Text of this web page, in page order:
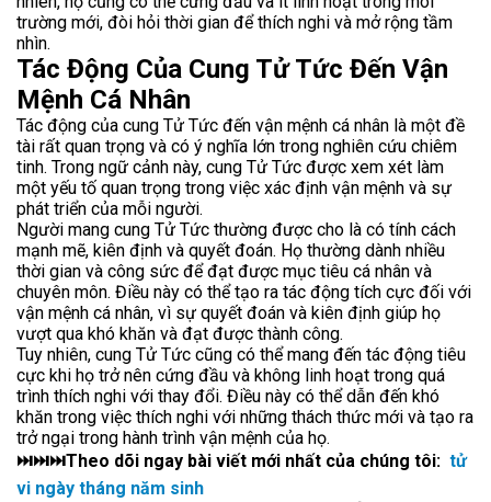
trường mới, đòi hỏi thời gian để thích nghi và mở rộng tầm
nhìn.
Tác Động Của Cung Tử Tức Đến Vận
Mệnh Cá Nhân
Tác động của cung Tử Tức đến vận mệnh cá nhân là một đề
tài rất quan trọng và có ý nghĩa lớn trong nghiên cứu chiêm
tinh. Trong ngữ cảnh này, cung Tử Tức được xem xét làm
một yếu tố quan trọng trong việc xác định vận mệnh và sự
phát triển của mỗi người.
Người mang cung Tử Tức thường được cho là có tính cách
mạnh mẽ, kiên định và quyết đoán. Họ thường dành nhiều
thời gian và công sức để đạt được mục tiêu cá nhân và
chuyên môn. Điều này có thể tạo ra tác động tích cực đối với
vận mệnh cá nhân, vì sự quyết đoán và kiên định giúp họ
vượt qua khó khăn và đạt được thành công.
Tuy nhiên, cung Tử Tức cũng có thể mang đến tác động tiêu
cực khi họ trở nên cứng đầu và không linh hoạt trong quá
trình thích nghi với thay đổi. Điều này có thể dẫn đến khó
khăn trong việc thích nghi với những thách thức mới và tạo ra
trở ngại trong hành trình vận mệnh của họ.
⏭⏭⏭Theo dõi ngay bài viết mới nhất của chúng tôi: tử
vi ngày tháng năm sinh
Share your page
Share on Facebook
Share on Linkedin
Subscribe page